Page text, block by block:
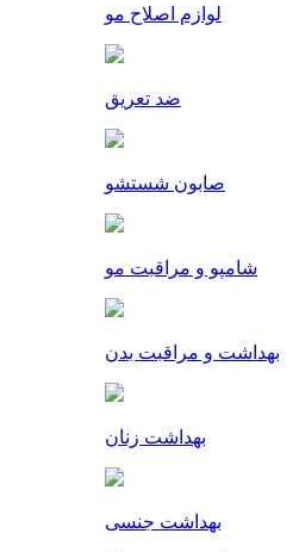
لوازم اصلاح مو
ضد تعریق
صابون شستشو
شامپو و مراقبت مو
بهداشت و مراقبت بدن
بهداشت زنان
بهداشت جنسی